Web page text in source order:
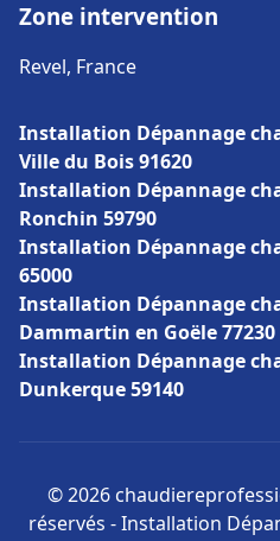
Zone intervention
Revel, France
Installation Dépannage
Ville du Bois 91620
Installation Dépannage
Ronchin 59790
Installation Dépannage
65000
Installation Dépannage
Dammartin en Goële 77230
Installation Dépannage
Dunkerque 59140
© 2026
réservés - Installation